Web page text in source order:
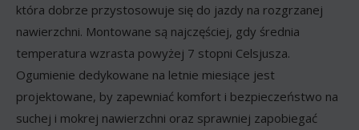
która dobrze przystosowuje się do jazdy na rozgrzanej
nawierzchni. Montowane są najczęściej, gdy średnia
temperatura wzrasta powyżej 7 stopni Celsjusza.
Ogumienie dedykowane na letnie miesiące jest
projektowane, by zapewniać komfort i bezpieczeństwo na
suchej i mokrej nawierzchni oraz sprawniej zapobiegać